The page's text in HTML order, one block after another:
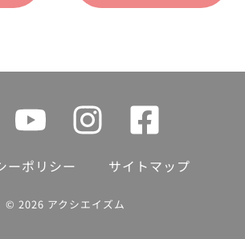
ーポリシー サイトマップ
© 2026 アクシエイズム